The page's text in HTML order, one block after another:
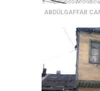
ABDÜLGAFFAR